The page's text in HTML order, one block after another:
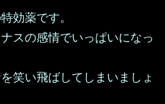
効薬です。
スの感情でいっぱいになっ
笑い飛ばしてしまいましょ